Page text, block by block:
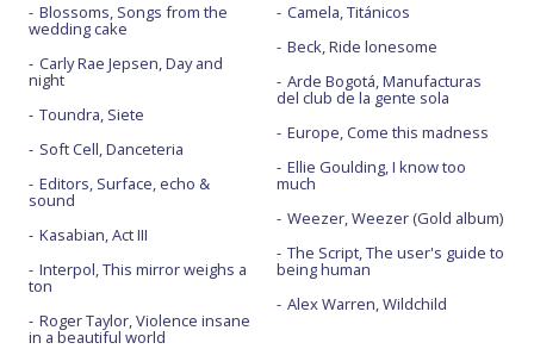
Blossoms, Songs from the
wedding cake
Carly Rae Jepsen, Day and
night
Toundra, Siete
Soft Cell, Danceteria
Editors, Surface, echo &
sound
Kasabian, Act III
Interpol, This mirror weighs a
ton
Roger Taylor, Violence insane
in a beautiful world
Camela, Titánicos
Beck, Ride lonesome
Arde Bogotá, Manufacturas
del club de la gente sola
Europe, Come this madness
Ellie Goulding, I know too
much
Weezer, Weezer (Gold album)
The Script, The user's guide to
being human
Alex Warren, Wildchild